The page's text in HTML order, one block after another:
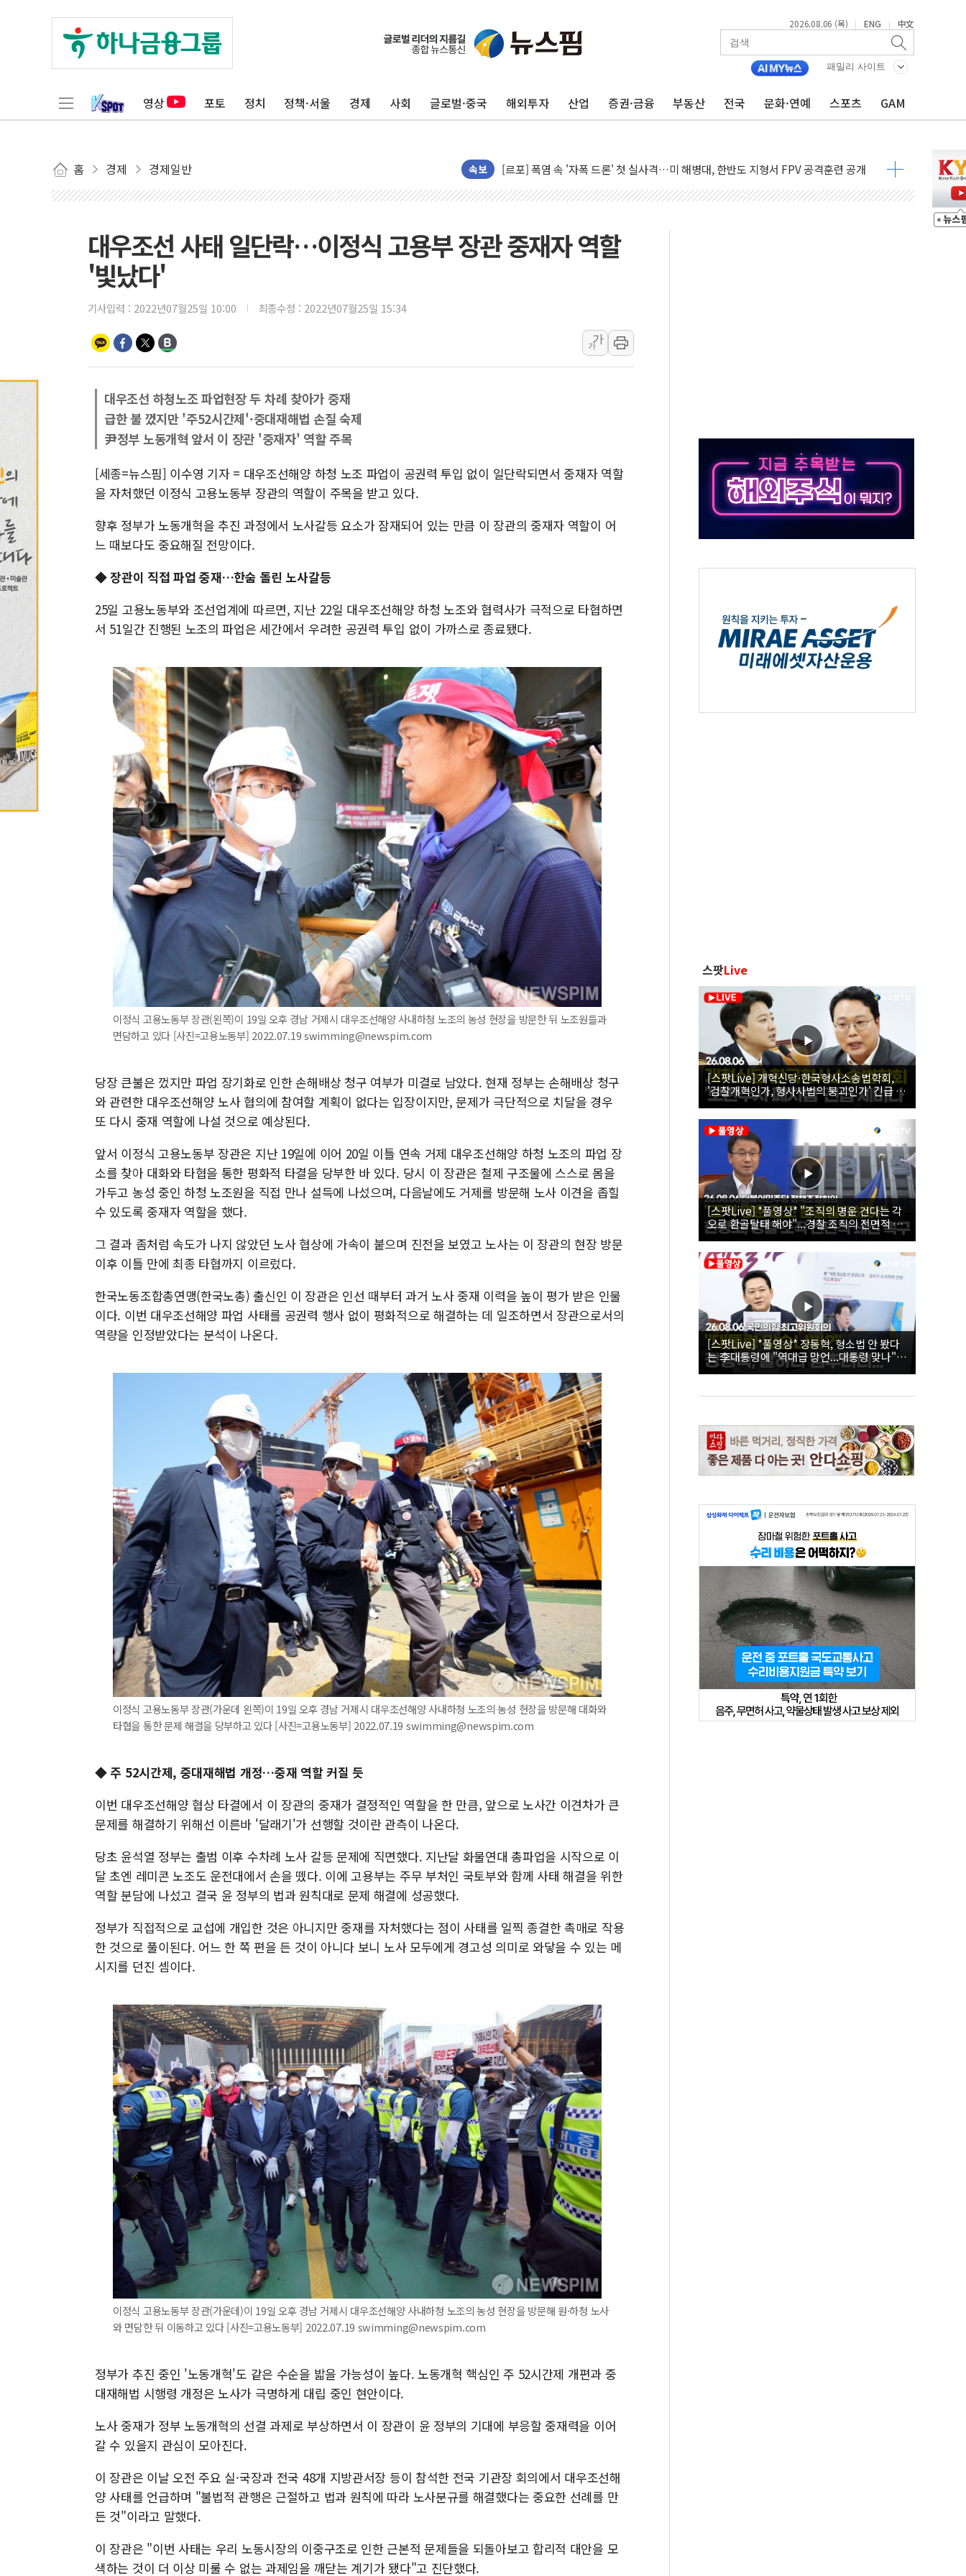
2026.08.06 (목) | ENG | 中文
패밀리 사이트
영상 포토 정치 정책·서울 경제 사회 글로벌·중국 해외투자 산업 증권·금융 부동산 전국 문화·연예 스포츠 GAM
홈 경제 경제일반 속보
[AI 카드뉴스] 어린이집·유치원 비상! 수족구병이 다시 유행합니다.
운수업·기업활동 '원스톱'으로...데이터처, 기업 3만1000곳 경제통계조사
공정위 "국고채 PD 15곳, 관행 아닌 담합…76조2000억 입찰 영향"
중소기업 기술자료 중국 계열사에 넘긴 세라젬…공정위 과징금 4억3200만원
국표원, 해외직구 물놀이기구·유아용품 등 94개 제품 안전기준 '부적합'
쉐이크쉑, 남양주 현대아울렛에 '다산점' 열어
'달라진 임신·출산·육아 지원 한눈에'…인사처, 공무원 인사제도 안내서 발간
정청래 "2차 TV토론으로 게임 끝…김민석, 신천지 허위신고에 배신 사과 안 해"
[K메이커] 코셔에서 할랄까지…대상, 종가가 넘은 건 국경 아닌 '식문화 장벽'
[특징주] 비철금속 업종 11% 급등…구리 가격 상승 전망 부각
흥국자산운용, 코스닥 성장주 담은 채권혼합 펀드 2종 출시
외국인 돌아왔지만 …'삼전·하이닉스'는 사고 급등주는 팔았다
대우조선 사태 일단락…이정식 고용부 장관 중재자 역할
'빛났다'
기사입력 : 2022년07월25일 10:00 최종수정 : 2022년07월25일 15:34
가
가
대우조선 하청노조 파업현장 두 차례 찾아가 중재
급한 불 껐지만 '주52시간제'·중대재해법 손질 숙제
尹정부 노동개혁 앞서 이 장관 '중재자' 역할 주목
[세종=뉴스핌] 이수영 기자 = 대우조선해양 하청 노조 파업이 공권력 투입 없이 일단락되면서 중재자 역할
을 자처했던 이정식 고용노동부 장관의 역할이 주목을 받고 있다.
향후 정부가 노동개혁을 추진 과정에서 노사갈등 요소가 잠재되어 있는 만큼 이 장관의 중재자 역할이 어
느 때보다도 중요해질 전망이다.
◆ 장관이 직접 파업 중재…한숨 돌린 노사갈등
25일 고용노동부와 조선업계에 따르면, 지난 22일 대우조선해양 하청 노조와 협력사가 극적으로 타협하면
서 51일간 진행된 노조의 파업은 세간에서 우려한 공권력 투입 없이 가까스로 종료됐다.
이정식 고용노동부 장관(왼쪽)이 19일 오후 경남 거제시 대우조선해양 사내하청 노조의 농성 현장을 방문한 뒤 노조원들과
면담하고 있다 [사진=고용노동부] 2022.07.19 swimming@newspim.com
당장 큰불은 껐지만 파업 장기화로 인한 손해배상 청구 여부가 미결로 남았다. 현재 정부는 손해배상 청구
와 관련한 대우조선해양 노사 협의에 참여할 계획이 없다는 입장이지만, 문제가 극단적으로 치달을 경우
또 다시 중재 역할에 나설 것으로 예상된다.
앞서 이정식 고용노동부 장관은 지난 19일에 이어 20일 이틀 연속 거제 대우조선해양 하청 노조의 파업 장
소를 찾아 대화와 타협을 통한 평화적 타결을 당부한 바 있다. 당시 이 장관은 철제 구조물에 스스로 몸을
가두고 농성 중인 하청 노조원을 직접 만나 설득에 나섰으며, 다음날에도 거제를 방문해 노사 이견을 좁힐
수 있도록 중재자 역할을 했다.
그 결과 좀처럼 속도가 나지 않았던 노사 협상에 가속이 붙으며 진전을 보였고 노사는 이 장관의 현장 방문
이후 이틀 만에 최종 타협까지 이르렀다.
한국노동조합총연맹(한국노총) 출신인 이 장관은 인선 때부터 과거 노사 중재 이력을 높이 평가 받은 인물
이다. 이번 대우조선해양 파업 사태를 공권력 행사 없이 평화적으로 해결하는 데 일조하면서 장관으로서의
역량을 인정받았다는 분석이 나온다.
이정식 고용노동부 장관(가운데 왼쪽)이 19일 오후 경남 거제시 대우조선해양 사내하청 노조의 농성 현장을 방문해 대화와
타협을 통한 문제 해결을 당부하고 있다 [사진=고용노동부] 2022.07.19 swimming@newspim.com
◆ 주 52시간제, 중대재해법 개정…중재 역할 커질 듯
이번 대우조선해양 협상 타결에서 이 장관의 중재가 결정적인 역할을 한 만큼, 앞으로 노사간 이견차가 큰
문제를 해결하기 위해선 이른바 '달래기'가 선행할 것이란 관측이 나온다.
당초 윤석열 정부는 출범 이후 수차례 노사 갈등 문제에 직면했다. 지난달 화물연대 총파업을 시작으로 이
달 초엔 레미콘 노조도 운전대에서 손을 뗐다. 이에 고용부는 주무 부처인 국토부와 함께 사태 해결을 위한
역할 분담에 나섰고 결국 윤 정부의 법과 원칙대로 문제 해결에 성공했다.
정부가 직접적으로 교섭에 개입한 것은 아니지만 중재를 자처했다는 점이 사태를 일찍 종결한 촉매로 작용
한 것으로 풀이된다. 어느 한 쪽 편을 든 것이 아니다 보니 노사 모두에게 경고성 의미로 와닿을 수 있는 메
시지를 던진 셈이다.
이정식 고용노동부 장관(가운데)이 19일 오후 경남 거제시 대우조선해양 사내하청 노조의 농성 현장을 방문해 원·하청 노사
와 면담한 뒤 이동하고 있다 [사진=고용노동부] 2022.07.19 swimming@newspim.com
정부가 추진 중인 '노동개혁'도 같은 수순을 밟을 가능성이 높다. 노동개혁 핵심인 주 52시간제 개편과 중
대재해법 시행령 개정은 노사가 극명하게 대립 중인 현안이다.
노사 중재가 정부 노동개혁의 선결 과제로 부상하면서 이 장관이 윤 정부의 기대에 부응할 중재력을 이어
갈 수 있을지 관심이 모아진다.
이 장관은 이날 오전 주요 실·국장과 전국 48개 지방관서장 등이 참석한 전국 기관장 회의에서 대우조선해
양 사태를 언급하며 "불법적 관행은 근절하고 법과 원칙에 따라 노사분규를 해결했다는 중요한 선례를 만
든 것"이라고 말했다.
이 장관은 "이번 사태는 우리 노동시장의 이중구조로 인한 근본적 문제들을 되돌아보고 합리적 대안을 모
색하는 것이 더 이상 미룰 수 없는 과제임을 깨닫는 계기가 됐다"고 진단했다.
스팟Live
[스팟Live] 개혁신당·한국형사소송법학회,
'검찰개혁인가, 형사사법의 붕괴인가' 긴급 세
미나｜26.08.06
[스팟Live] *풀영상* "조직의 명운 건다는 각
오로 환골탈태 해야"...경찰 조직의 전면적 쇄
신 촉구한 한병도 | 26.08.06 더불어민주당 정
책조정회의
[스팟Live] *풀영상* 장동혁, 형소법 안 봤다
는 李대통령에 "역대급 망언...대통령 맞나"｜
26.08.06 국민의힘 최고위원회의